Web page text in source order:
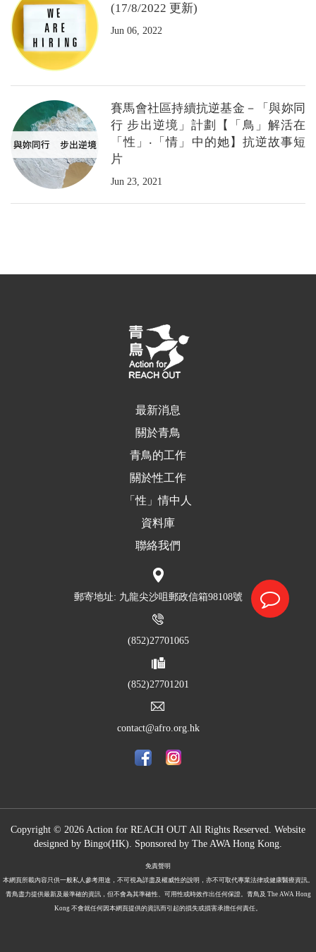
(17/8/2022 更新)
Jun 06, 2022
賽馬會社區持續抗逆基金－「與妳同
行 步出逆境」計劃【「鳥」解活在
「性」‧「情」中的她】抗逆故事短
片
Jun 23, 2021
最新消息
關於青鳥
青鳥的工作
關於性工作
「性」情中人
資料庫
聯絡我們
郵寄地址: 九龍尖沙咀郵政信箱98108號
(852)27701065
(852)27701201
contact@afro.org.hk
Copyright © 2026 Action for REACH OUT All Rights Reserved. Website
designed by Bingo(HK) Sponsored by The AWA Hong Kong.
免責聲明
本網頁所載內容只供一般私人參考用途，不可視為詳盡及權威性的說明，亦不可取代專業法律或健康醫療資訊。
青鳥盡力提供最新及最準確的資訊，但不會為其準確性、可用性或時效作出任何保證。青鳥及 The AWA Hong
Kong 不會就任何因本網頁提供的資訊而引起的損失或損害承擔任何責任。